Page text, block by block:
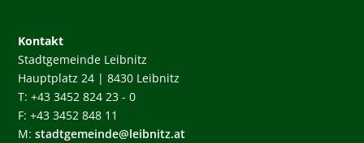
Kontakt
Stadtgemeinde Leibnitz
Hauptplatz 24 | 8430 Leibnitz
T: +43 3452 824 23 - 0
F: +43 3452 848 11
M:stadtgemeinde@leibnitz.at